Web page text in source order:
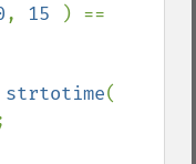
, 15
strtotime